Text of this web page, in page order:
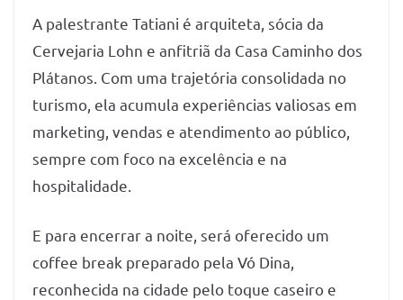
A palestrante Tatiani é arquiteta, sócia da
Cervejaria Lohn e anfitriã da Casa Caminho dos
Plátanos. Com uma trajetória consolidada no
turismo, ela acumula experiências valiosas em
marketing, vendas e atendimento ao público,
sempre com foco na excelência e na
hospitalidade.
E para encerrar a noite, será oferecido um
coffee break preparado pela Vó Dina,
reconhecida na cidade pelo toque caseiro e